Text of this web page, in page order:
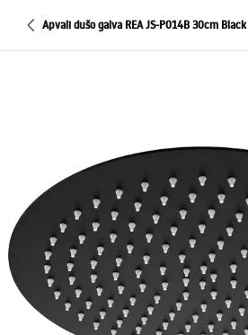
Apvali dušo galva REA JS-P014B 30cm Black